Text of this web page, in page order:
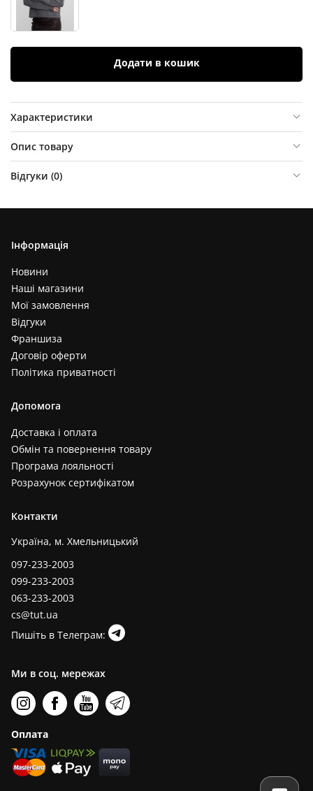
Додати в кошик
Характеристики
Опис товару
Відгуки (0)
Інформація
Новини
Наші магазини
Мої замовлення
Відгуки
Франшиза
Договір оферти
Політика приватності
Допомога
Доставка і оплата
Обмін та повернення товару
Програма лояльності
Розрахунок сертифікатом
Контакти
Україна, м. Хмельницький
097-233-2003
099-233-2003
063-233-2003
cs@tut.ua
Пишіть в Телеграм:
Ми в соц. мережах
Оплата